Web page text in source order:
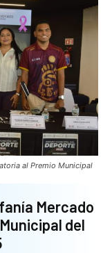
al Premio Municipal
Mercado
del